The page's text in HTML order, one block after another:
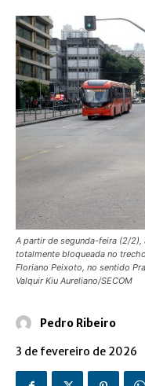
A partir de segunda-feira (2/2),
totalmente bloqueada no
Floriano Peixoto, no sentido
Valquir Kiu Aureliano/SECOM
Pedro Ribeiro
3 de fevereiro de 2026